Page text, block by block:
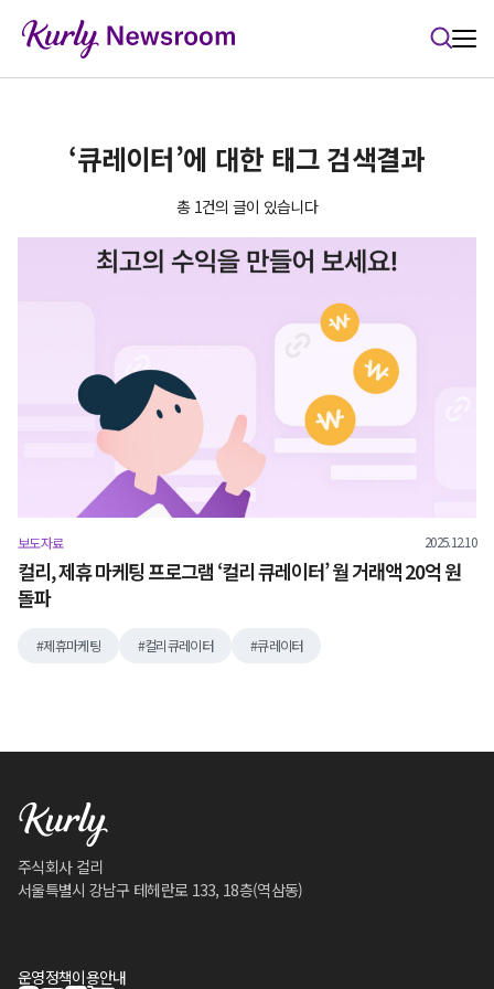
‘큐레이터’에 대한 태그 검색결과
총 1건의 글이 있습니다
보도자료 2025.12.10
컬리, 제휴 마케팅 프로그램 ‘컬리 큐레이터’ 월 거래액 20억 원
돌파
제휴마케팅 컬리큐레이터 큐레이터
주식회사 컬리
서울특별시 강남구 테헤란로 133, 18층(역삼동)
운영정책이용안내